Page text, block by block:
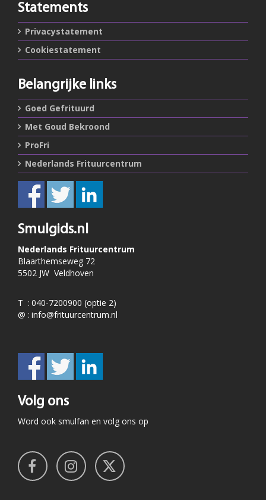
Statements
Privacystatement
Cookiestatement
Belangrijke links
Goed Gefrituurd
Met Goud Bekroond
ProFri
Nederlands Frituurcentrum
Smulgids.nl
Nederlands Frituurcentrum
Blaarthemseweg 72
5502 JW Veldhoven
T : 040-7200900 (optie 2)
@ : info@frituurcentrum.nl
Volg ons
Word ook smulfan en volg ons op